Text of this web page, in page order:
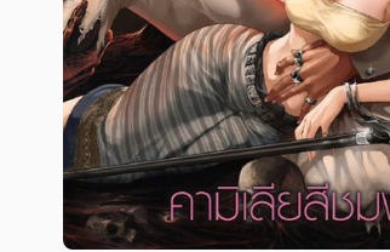
นิตยสาร หนังสือพิมพ์
ครอบครัว
วรรณกรรม
การเกษตร ชีววิทยา
การเรียน การศึกษา
นิตยสาร หนังสือพิมพ์
ครอบครัว
วรรณกรรม
การเกษตร ชีววิทยา
การเรียน การศึกษา